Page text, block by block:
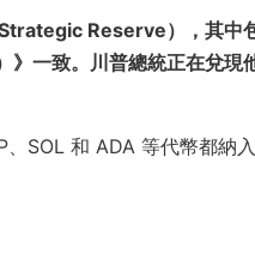
Reserve），其中
一致。川普總統正在兌現
SOL 和 ADA 等代幣都納